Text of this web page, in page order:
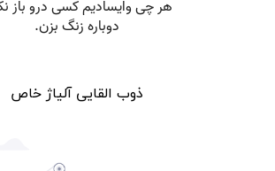
ذوب القایی آلیاژ خاص